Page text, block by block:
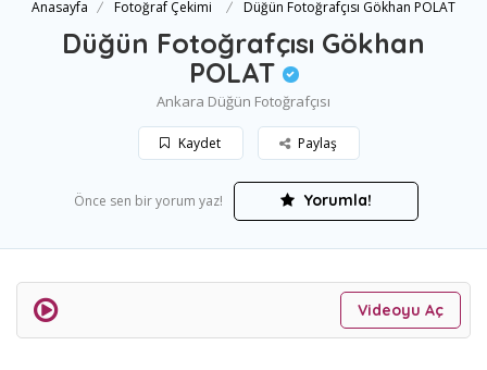
Anasayfa Fotoğraf Çekimi Düğün Fotoğrafçısı Gökhan POLAT
Düğün Fotoğrafçısı Gökhan
POLAT
Ankara Düğün Fotoğrafçısı
Kaydet Paylaş
Önce sen bir yorum yaz! Yorumla!
Videoyu Aç